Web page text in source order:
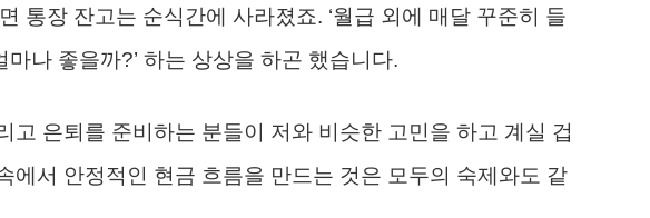
통장 잔고는 순식간에 사라졌죠. ‘월급 외에 매달 꾸준히 들
나 좋을까?’ 하는 상상을 하곤 했습니다.
고 은퇴를 준비하는 분들이 저와 비슷한 고민을 하고 계실 겁
에서 안정적인 현금 흐름을 만드는 것은 모두의 숙제와도 같